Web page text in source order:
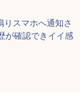
スマホへ通知さ
が確認できイイ感